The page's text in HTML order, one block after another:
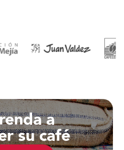
a
su café